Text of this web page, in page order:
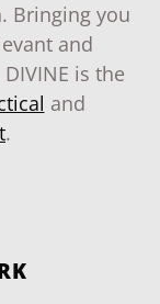
Bringing you
and
is the
and
.